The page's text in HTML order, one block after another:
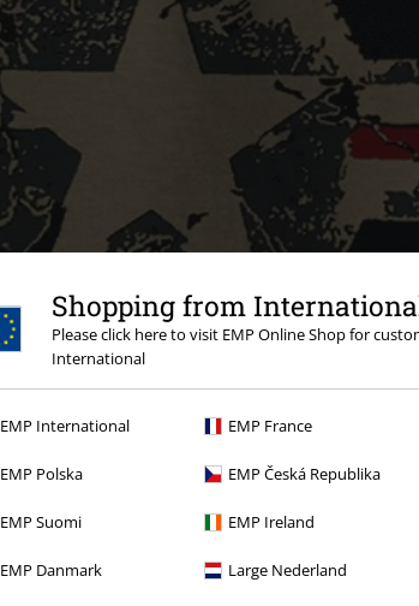
Shopping from
Please click here to visit EMP Online Shop for
International
EMP International EMP France
EMP Polska EMP Česká Republika
EMP Suomi EMP Ireland
EMP Danmark Large Nederland